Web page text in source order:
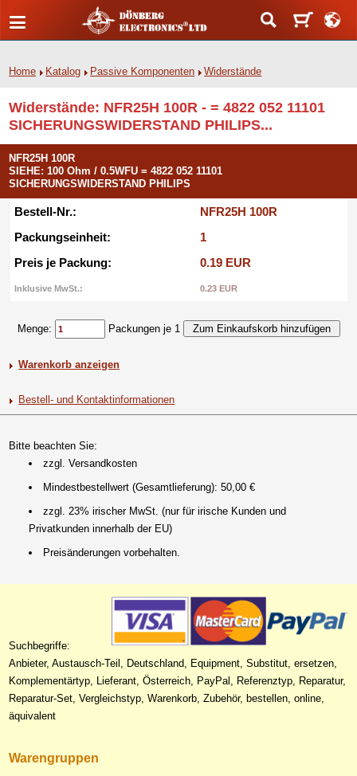
Home Katalog Passive Komponenten Widerstände
Widerstände: NFR25H 100R - = 4822 052 11101
SICHERUNGSWIDERSTAND PHILIPS...
NFR25H 100R
SIEHE: 100 Ohm / 0.5WFU = 4822 052 11101
SICHERUNGSWIDERSTAND PHILIPS
Bestell-Nr.:
NFR25H 100R
Packungseinheit:
1
Preis je Packung:
0.19 EUR
Inklusive MwSt.: 0.23 EUR
Menge: Packungen je 1
Warenkorb anzeigen
Bestell- und Kontaktinformationen
Bitte beachten Sie:
zzgl. Versandkosten
Mindestbestellwert (Gesamtlieferung): 50,00 €
zzgl. 23% irischer MwSt. (nur für irische Kunden und
Privatkunden innerhalb der EU)
Preisänderungen vorbehalten.
Suchbegriffe:
Anbieter, Austausch-Teil, Deutschland, Equipment, Substitut, ersetzen,
Komplementärtyp, Lieferant, Österreich, PayPal, Referenztyp, Reparatur,
Reparatur-Set, Vergleichstyp, Warenkorb, Zubehör, bestellen, online,
äquivalent
Warengruppen